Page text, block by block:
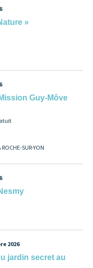
»
Guy-Môve
SUR-YON
2026
jardin secret au